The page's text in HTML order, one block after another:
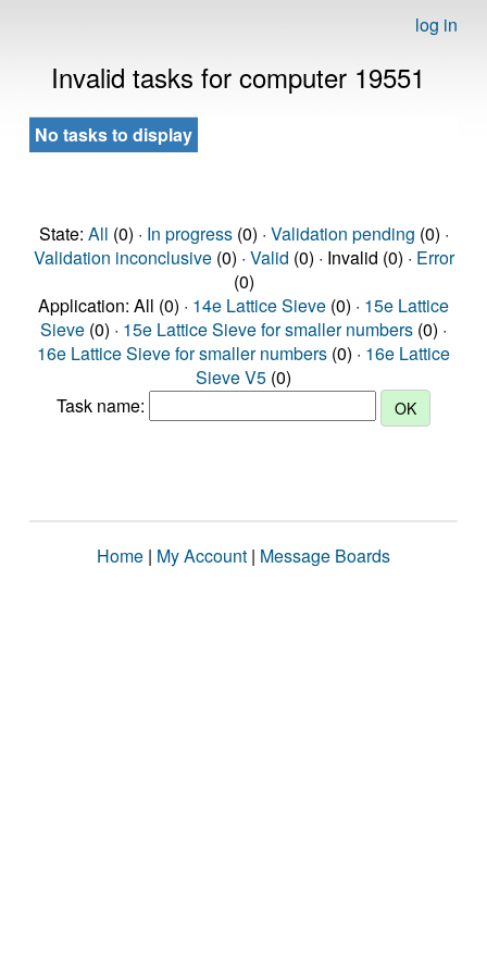
log in
Invalid tasks for computer 19551
No tasks to display
State: All (0) · In progress(0) · Validation pending (0) ·
Validation inconclusive(0) · Valid (0) · Invalid (0) · Error
(0)
Application: All (0) · 14e Lattice Sieve (0) · 15e Lattice
Sieve (0) · 15e Lattice Sieve for smaller numbers (0) ·
16e Lattice Sieve for smaller numbers (0) · 16e Lattice
Sieve V5 (0)
Task name:
Home | My Account | Message Boards